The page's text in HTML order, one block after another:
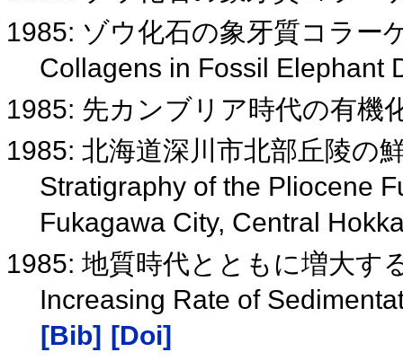
1985: ゾウ化石の象牙質コラー
Collagens in Fossil Elephant
1985: 先カンブリア時代の有機
1985: 北海道深川市北部丘陵の
Stratigraphy of the Pliocene
Fukagawa City, Central
1985: 地質時代とともに増大す
Increasing Rate of
[Bib]
[Doi]